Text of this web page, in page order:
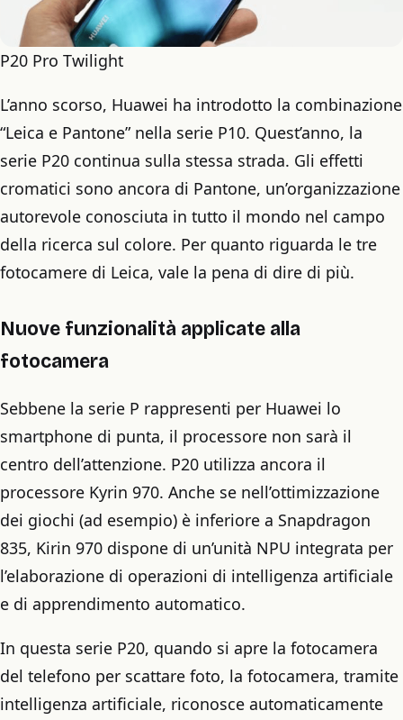
P20 Pro Twilight
L’anno scorso, Huawei ha introdotto la combinazione
“Leica e Pantone” nella serie P10. Quest’anno, la
serie P20 continua sulla stessa strada. Gli effetti
cromatici sono ancora di Pantone, un’organizzazione
autorevole conosciuta in tutto il mondo nel campo
della ricerca sul colore. Per quanto riguarda le tre
fotocamere di Leica, vale la pena di dire di più.
Nuove funzionalità applicate alla
fotocamera
Sebbene la serie P rappresenti per Huawei lo
smartphone di punta, il processore non sarà il
centro dell’attenzione. P20 utilizza ancora il
processore Kyrin 970. Anche se nell’ottimizzazione
dei giochi (ad esempio) è inferiore a Snapdragon
835, Kirin 970 dispone di un’unità NPU integrata per
l’elaborazione di operazioni di intelligenza artificiale
e di apprendimento automatico.
In questa serie P20, quando si apre la fotocamera
del telefono per scattare foto, la fotocamera, tramite
intelligenza artificiale, riconosce automaticamente